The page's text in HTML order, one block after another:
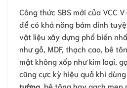
Công thức SBS mới của VCC
để có khả năng bám dính
vật liệu xây dựng phổ biến
như gỗ, MDF, thạch cao, bê
mặt không xốp như kim loại,
cũng cực kỳ hiệu quả khi dùng
tường , bê tông hay gạch